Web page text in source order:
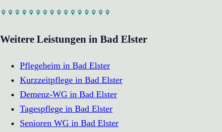
Weitere Leistungen in Bad Elster
Pflegeheim in Bad Elster
Kurzzeitpflege in Bad Elster
Demenz-WG in Bad Elster
Tagespflege in Bad Elster
Senioren WG in Bad Elster